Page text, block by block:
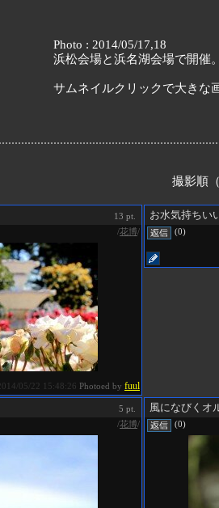
Photo : 2014/05/17,18
浜松会場と浜名湖会場で開催
サムネイルクリックで大きな
撮影順
13 pt.
/花博/
2014/05/22 15:48:26 Photoed by fuul
お水気持ちい
(0)
5 pt.
/花博/
風になびくオ
(0)